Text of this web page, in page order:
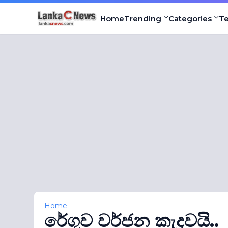
HomeTrending Categories
Home
රේගුව වර්ජන කැදවයි..